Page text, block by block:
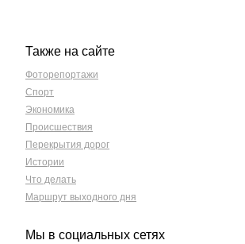
Также на сайте
Фоторепортажи
Спорт
Экономика
Происшествия
Перекрытия дорог
Истории
Что делать
Маршрут выходного дня
Мы в социальных сетях